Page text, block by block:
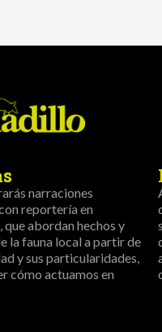
narraciones
reportería en
abordan hechos y
la fauna local a partir de
y sus particularidades,
cómo actuamos en